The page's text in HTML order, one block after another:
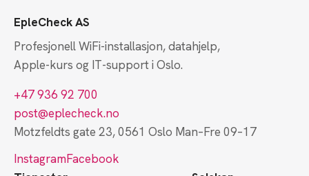
EpleCheck AS
Profesjonell WiFi-installasjon, datahjelp,
Apple-kurs og IT-support i Oslo.
+47 936 92 700
post@eplecheck.no
Motzfeldts gate 23, 0561 Oslo Man–Fre 09–17
InstagramFacebook